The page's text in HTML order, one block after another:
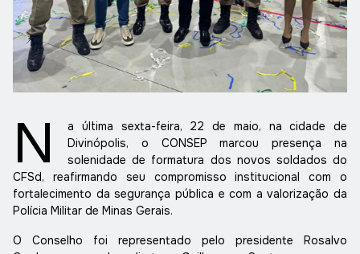
N
a última sexta-feira, 22 de maio, na cidade de
Divinópolis, o CONSEP marcou presença na
solenidade de formatura dos novos soldados do
CFSd, reafirmando seu compromisso institucional com o
fortalecimento da segurança pública e com a valorização da
Polícia Militar de Minas Gerais.
O Conselho foi representado pelo presidente Rosalvo